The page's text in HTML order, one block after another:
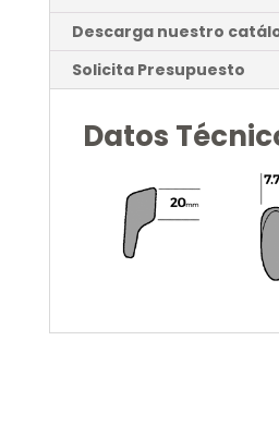
Descarga nuestro
Solicita Presupuesto
Datos